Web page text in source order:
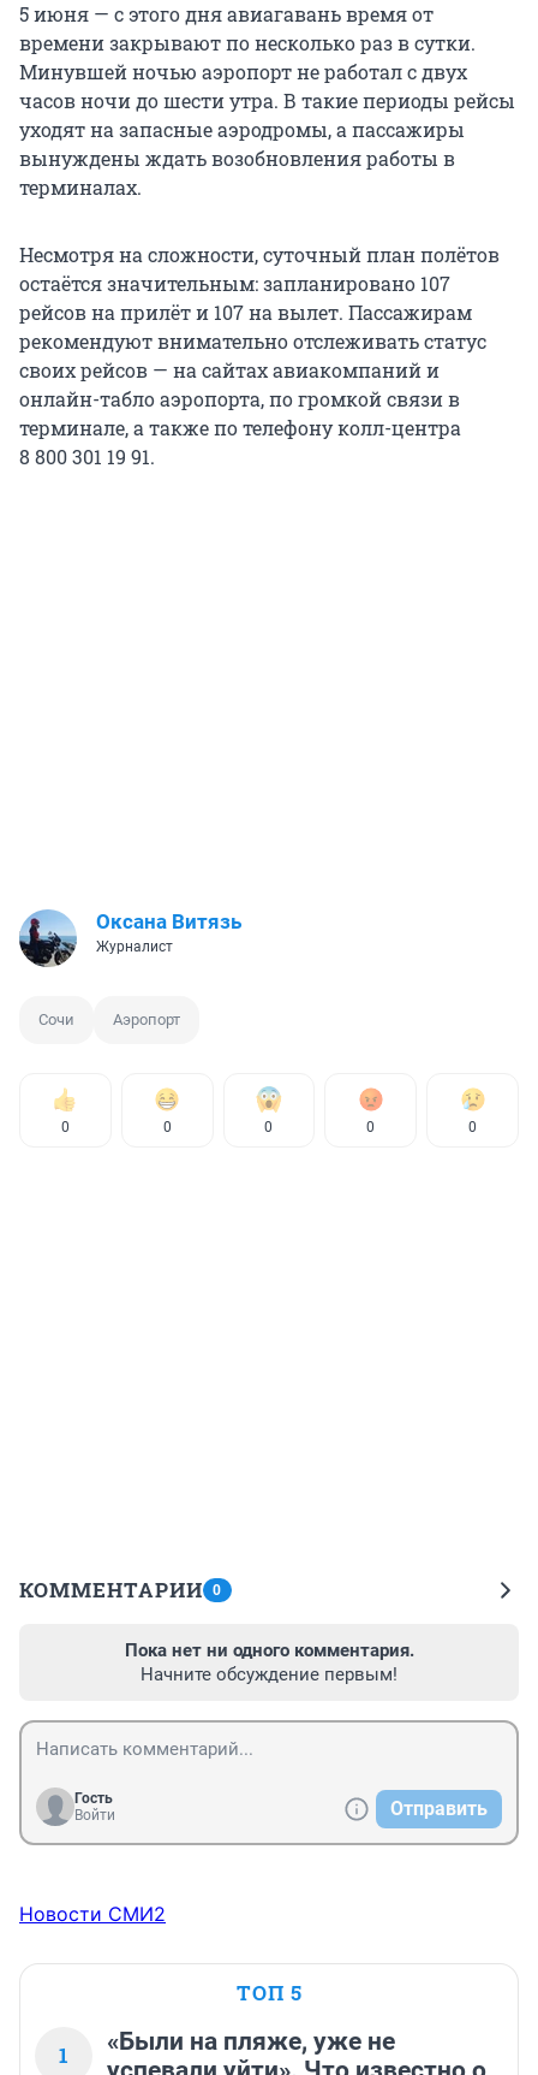
5 июня — с этого дня авиагавань время от
времени закрывают по несколько раз в сутки.
Минувшей ночью аэропорт не работал с двух
часов ночи до шести утра. В такие периоды рейсы
уходят на запасные аэродромы, а пассажиры
вынуждены ждать возобновления работы в
терминалах.
Несмотря на сложности, суточный план полётов
остаётся значительным: запланировано 107
рейсов на прилёт и 107 на вылет. Пассажирам
рекомендуют внимательно отслеживать статус
своих рейсов — на сайтах авиакомпаний и
онлайн-табло аэропорта, по громкой связи в
терминале, а также по телефону колл-центра
8 800 301 19 91.
Оксана Витязь
Журналист
Сочи Аэропорт
0 0 0 0 0
КОММЕНТАРИИ 0
Пока нет ни одного комментария.
Начните обсуждение первым!
Гость
Войти
Отправить
Новости СМИ2
ТОП 5
1
«Были на пляже, уже не